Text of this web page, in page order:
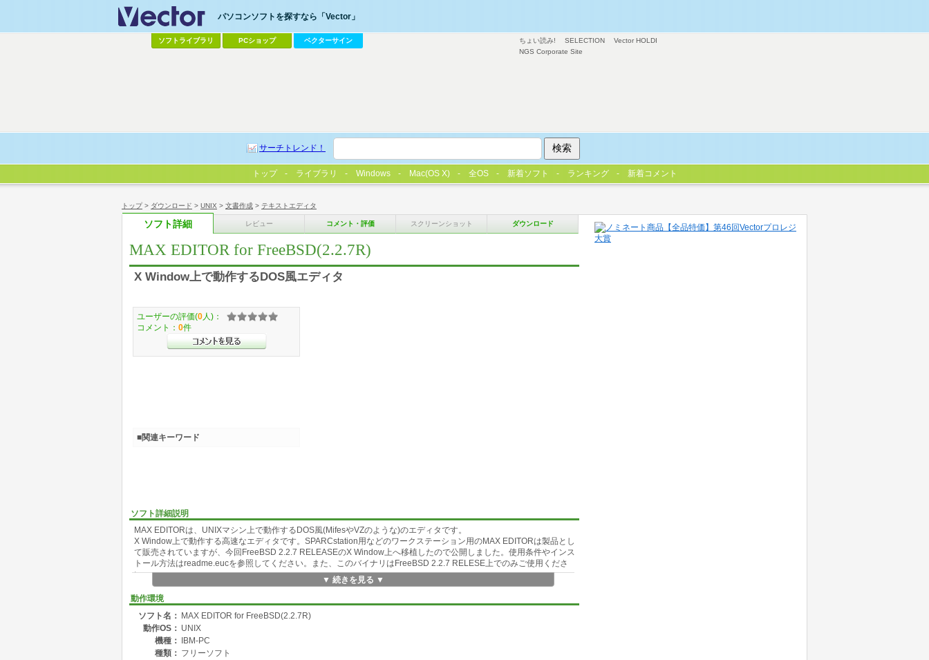
トップ> ダウンロード > UNIX > 文書作成 > テキストエディタ
ソフト詳細 レビュー コメント・評価 スクリーンショット ダウンロード
MAX EDITOR for FreeBSD(2.2.7R)
X Window上で動作するDOS風エディタ
ソフト詳細説明
MAX EDITORは、UNIXマシン上で動作するDOS風(MifesやVZのような)のエディタです。
X Window上で動作する高速なエディタです。SPARCstation用などのワークステーション用のMAX EDITORは製品とし
て販売されていますが、今回FreeBSD 2.2.7 RELEASEのX Window上へ移植したので公開しました。使用条件やインス
トール方法はreadme.eucを参照してください。また、このバイナリはFreeBSD 2.2.7 RELESE上でのみご使用くださ
い。
MAXエディタについては下記を参照して下さい。
URL: http://www.orchid.co.jp/soft/max.html
▼ 続きを見る ▼
動作環境
ソフト名： MAX EDITOR for FreeBSD(2.2.7R)
動作OS： UNIX
機種：
IBM-PC
種類： フリーソフト
ユーザーの評価(0 人)：
コメント： 0件
■関連キーワード
ちょい読み! SELECTION
Vector HOLDI
NGS Corporate Site
パソコンソフトを探すなら「Vector」
ソフトライブラリ PCショップ ベクターサイン
サーチトレンド！
トップ ライブラリ Windows Mac(OS X) 全OS 新着ソフト ランキング 新着コメント